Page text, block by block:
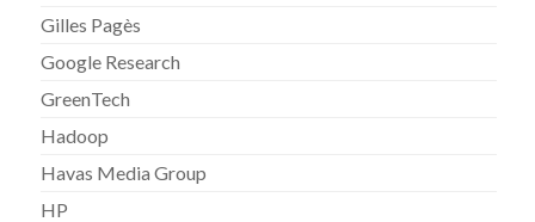
Gilles Pagès
Google Research
GreenTech
Hadoop
Havas Media Group
HP